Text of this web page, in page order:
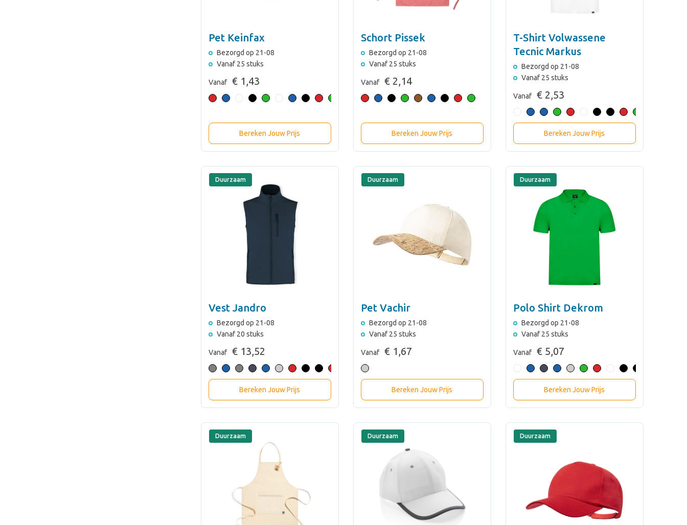
Pet Keinfax
Bezorgd op 21-08
Vanaf 25 stuks
Vanaf € 1,43
Bereken Jouw Prijs
Schort Pissek
Bezorgd op 21-08
Vanaf 25 stuks
Vanaf € 2,14
Bereken Jouw Prijs
T-Shirt Volwassene
Tecnic Markus
Bezorgd op 21-08
Vanaf 25 stuks
Vanaf € 2,53
Bereken Jouw Prijs
Duurzaam
Vest Jandro
Bezorgd op 21-08
Vanaf 20 stuks
Vanaf € 13,52
Bereken Jouw Prijs
Duurzaam
Pet Vachir
Bezorgd op 21-08
Vanaf 25 stuks
Vanaf € 1,67
Bereken Jouw Prijs
Duurzaam
Polo Shirt Dekrom
Bezorgd op 21-08
Vanaf 25 stuks
Vanaf € 5,07
Bereken Jouw Prijs
Duurzaam Duurzaam Duurzaam